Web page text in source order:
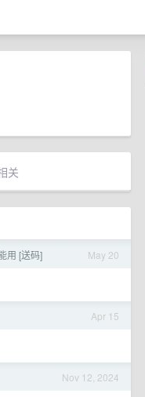
关
May 20
用 [送码]
Apr 15
Nov 12, 2024